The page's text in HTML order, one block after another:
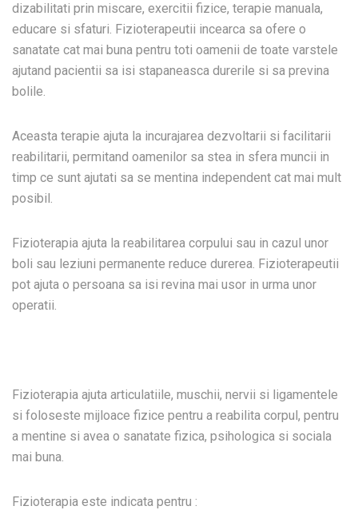
dizabilitati prin miscare, exercitii fizice, terapie manuala,
educare si sfaturi. Fizioterapeutii incearca sa ofere o
sanatate cat mai buna pentru toti oamenii de toate varstele
ajutand pacientii sa isi stapaneasca durerile si sa previna
bolile.
Aceasta terapie ajuta la incurajarea dezvoltarii si facilitarii
reabilitarii, permitand oamenilor sa stea in sfera muncii in
timp ce sunt ajutati sa se mentina independent cat mai mult
posibil.
Fizioterapia ajuta la reabilitarea corpului sau in cazul unor
boli sau leziuni permanente reduce durerea. Fizioterapeutii
pot ajuta o persoana sa isi revina mai usor in urma unor
operatii.
Fizioterapia ajuta articulatiile, muschii, nervii si ligamentele
si foloseste mijloace fizice pentru a reabilita corpul, pentru
a mentine si avea o sanatate fizica, psihologica si sociala
mai buna.
Fizioterapia este indicata pentru :